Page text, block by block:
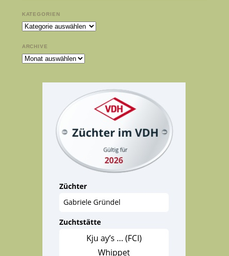
KATEGORIEN
Kategorien
ARCHIVE
Archive